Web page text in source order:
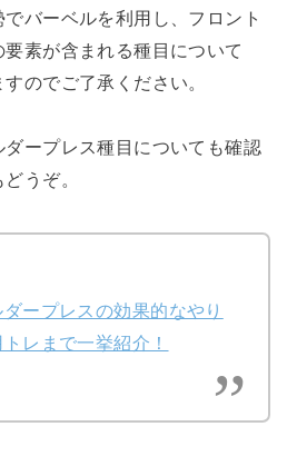
バーベルを利用し、フロント
素が含まれる種目について
のでご了承ください。
ダープレス種目についても確認
うぞ。
ープレスの効果的なやり
レまで一挙紹介！